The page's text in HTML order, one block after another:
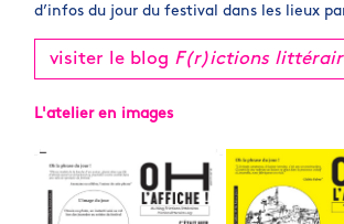
d’infos du jour du festival dans les lieux
visiter le blog F(r)ictions
L'atelier en images